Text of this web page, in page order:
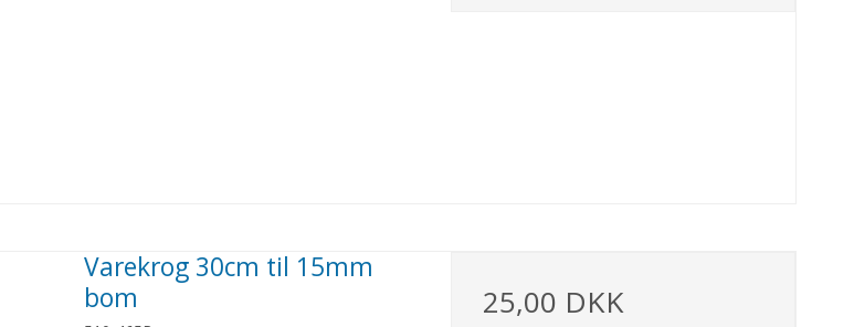
Varekrog 30cm til 15mm
bom
25,00 DKK